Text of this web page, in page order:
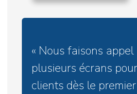
« Nous faisons appel
plusieurs écrans
clients dès le